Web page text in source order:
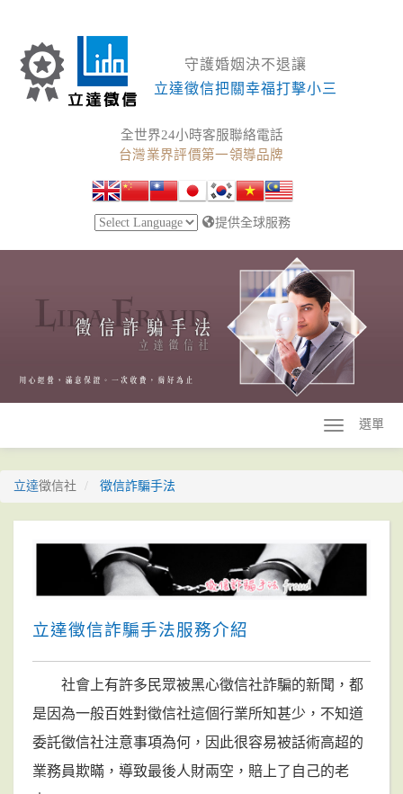
守護婚姻決不退讓
立達徵信把關幸福打擊小三
全世界24小時客服聯絡電話
台灣業界評價第一領導品牌
提供全球服務
選單
立達徵信社 徵信詐騙手法
立達徵信詐騙手法服務介紹
社會上有許多民眾被黑心徵信社詐騙的新聞，都
是因為一般百姓對徵信社這個行業所知甚少，不知道
委託徵信社注意事項為何，因此很容易被話術高超的
業務員欺瞞，導致最後人財兩空，賠上了自己的老